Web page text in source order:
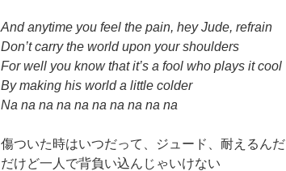
And anytime you feel the pain, hey Jude, refrain
Don’t carry the world upon your shoulders
For well you know that it’s a fool who plays it cool
By making his world a little colder
Na na na na na na na na na na
傷ついた時はいつだって、ジュード、耐えるんだ
だけど一人で背負い込んじゃいけない